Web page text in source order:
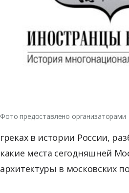
Фото предоставлено организаторами
греках в истории России,
какие места сегодняшней
архитектуры в московских